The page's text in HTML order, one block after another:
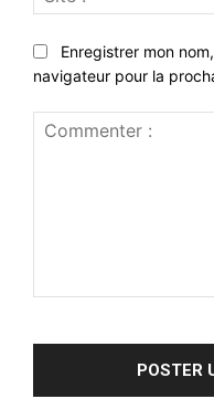
Enregistrer mon
navigateur pour la